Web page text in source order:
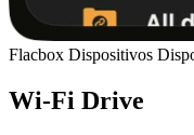
Flacbox Dispositivos
Wi-Fi Drive